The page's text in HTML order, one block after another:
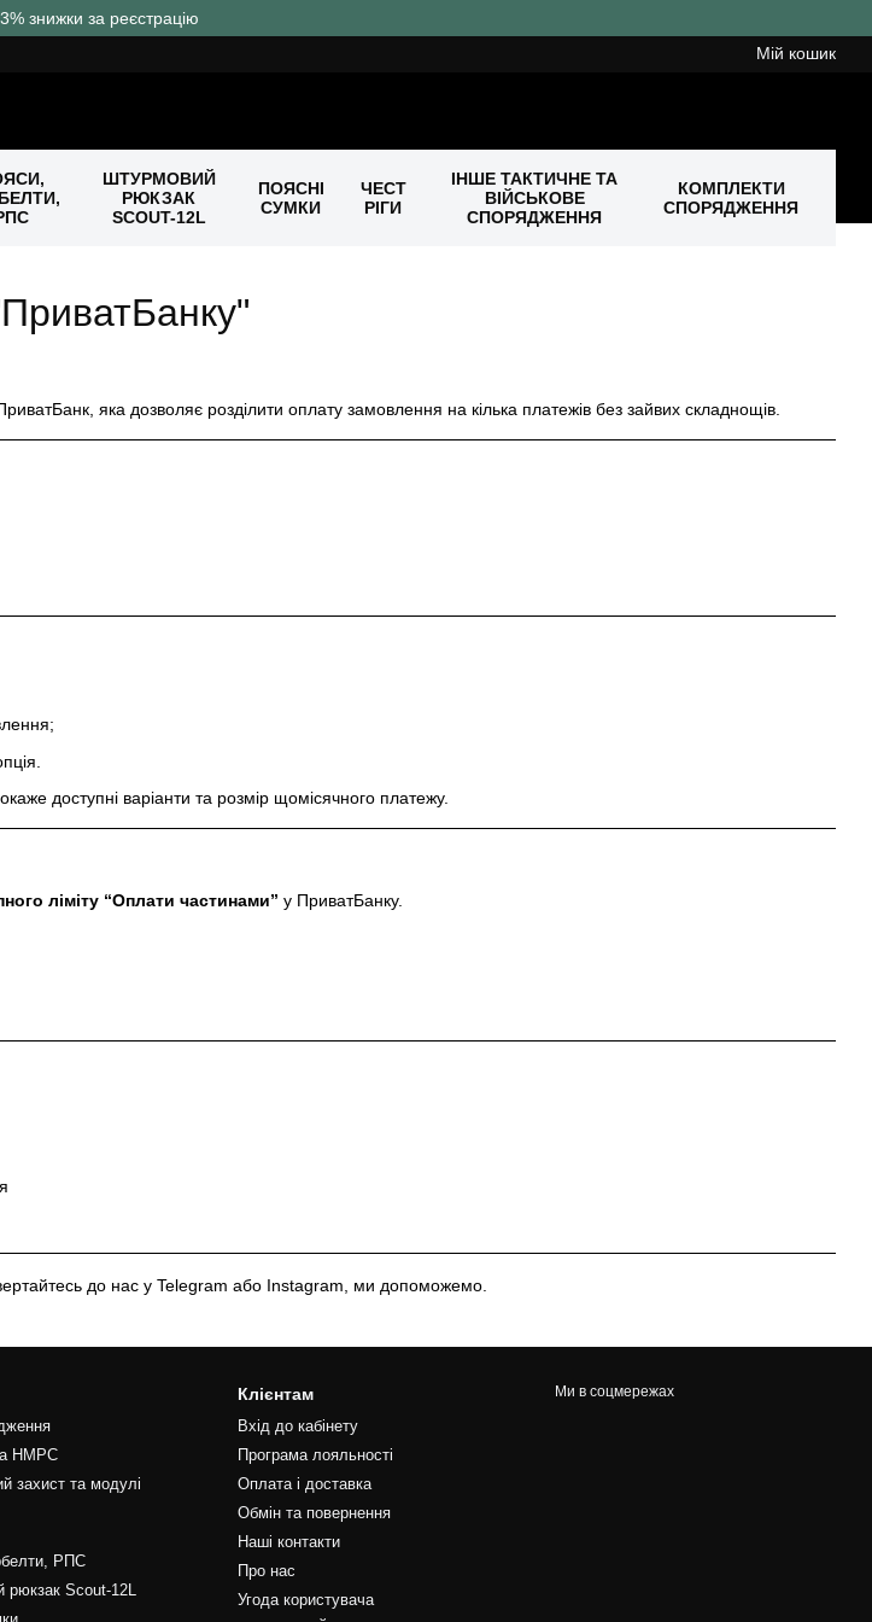
знижки за реєстрацію
Мій кошик
ШТУРМОВИЙ
РЮКЗАК
SCOUT-12L
ПОЯСНІ
СУМКИ
ЧЕСТ
РІГИ
ІНШЕ ТАКТИЧНЕ ТА
ВІЙСЬКОВЕ
СПОРЯДЖЕННЯ
КОМПЛЕКТИ
СПОРЯДЖЕННЯ
яка дозволяє розділити оплату замовлення на кілька платежів без зайвих складнощів.
доступні варіанти та розмір щомісячного платежу.
ліміту “Оплати частинами” у ПриватБанку.
до нас у Telegram або Instagram, ми допоможемо.
HMPC
захист та модулі
РПС
рюкзак Scout-12L
Клієнтам
Вхід до кабінету
Програма лояльності
Оплата і доставка
Обмін та повернення
Наші контакти
Про нас
Угода користувача
Ми в соцмережах